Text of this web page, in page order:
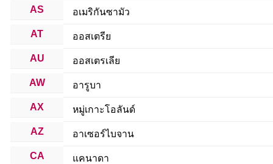
AS อเมริกันซามัว
AT ออสเตรีย
AU ออสเตรเลีย
AW อารูบา
AX หมู่เกาะโอลันด์
AZ อาเซอร์ไบจาน
CA แคนาดา